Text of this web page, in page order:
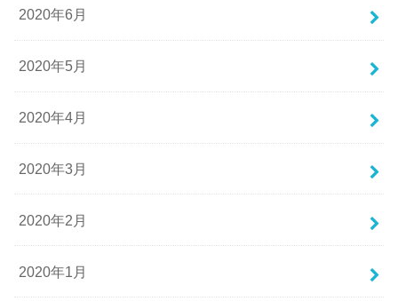
2020年6月
2020年5月
2020年4月
2020年3月
2020年2月
2020年1月